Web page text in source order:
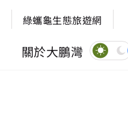
綠蠵龜生態旅遊網
關於大鵬灣